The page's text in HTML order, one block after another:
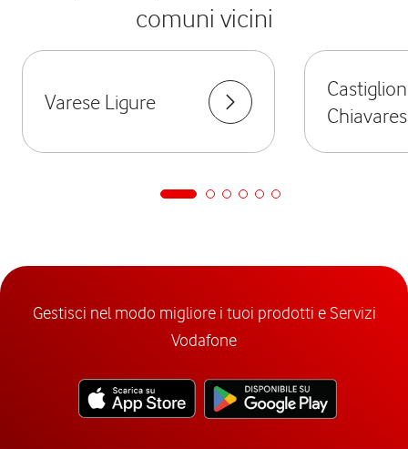
comuni vicini
Varese Ligure
Gestisci nel modo migliore i tuoi prodotti e Servizi
Vodafone